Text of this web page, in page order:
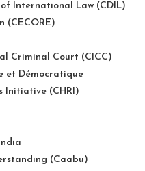
International Law (CDIL)
(CECORE)
Criminal Court (CICC)
et Démocratique
Initiative (CHRI)
(Caabu)